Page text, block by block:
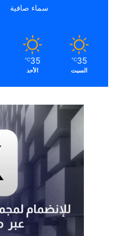
سماء صافية
35
℃
السبت
35
℃
الأحد